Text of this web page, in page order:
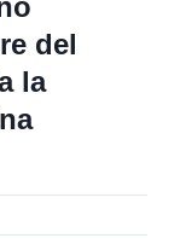
del
la